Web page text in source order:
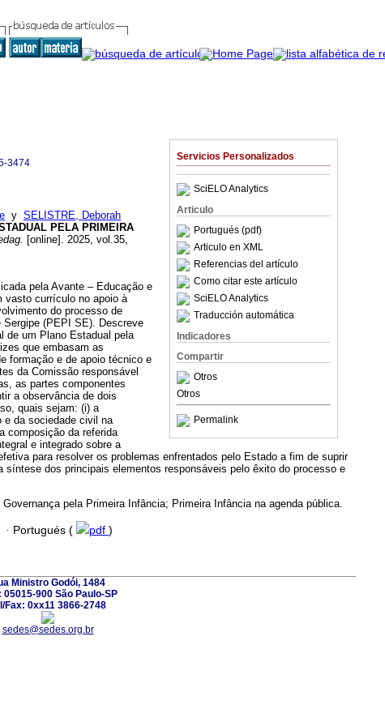
Servicios Personalizados
SciELO Analytics
Articulo
Portugués (pdf)
Articulo en XML
Referencias del artículo
Como citar este artículo
SciELO Analytics
Traducción automática
Indicadores
Compartir
Otros
Otros
Permalink
3474
y SELISTRE, Deborah
PELA PRIMEIRA
[online]. 2025, vol.35,
pela Avante – Educação e
vasto currículo no apoio à
do processo de
(PEPI SE). Descreve
de um Plano Estadual pela
que embasam as
formação e de apoio técnico e
da Comissão responsável
as partes componentes
a observância de dois
quais sejam: (i) a
e da sociedade civil na
composição da referida
e integrado sobre a
para resolver os problemas enfrentados pelo Estado a fim de suprir
dos principais elementos responsáveis pelo êxito do processo e
pela Primeira Infância; Primeira Infância na agenda pública.
· Portugués ( pdf )
Ministro Godói, 1484
05015-900 São Paulo-SP
Fax: 0xx11 3866-2748
sedes@sedes.org.br